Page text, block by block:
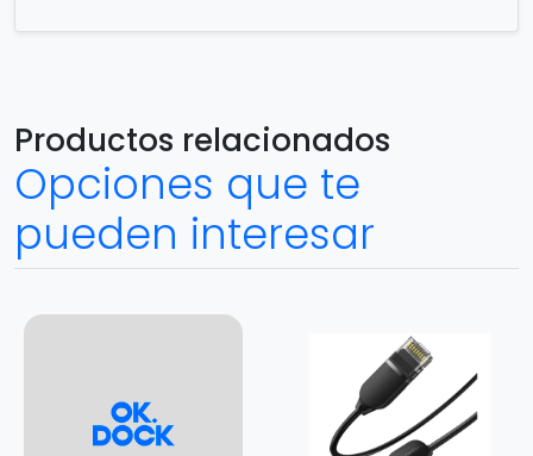
Productos relacionados
Opciones que te
pueden interesar